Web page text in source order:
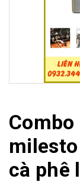
cà phê